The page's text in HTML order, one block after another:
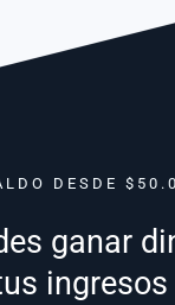
DESDE
ganar
ingresos